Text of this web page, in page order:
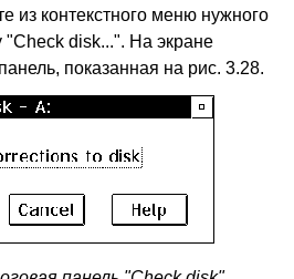
из контекстного меню нужного
"Check disk...". На экране
показанная на рис. 3.28.